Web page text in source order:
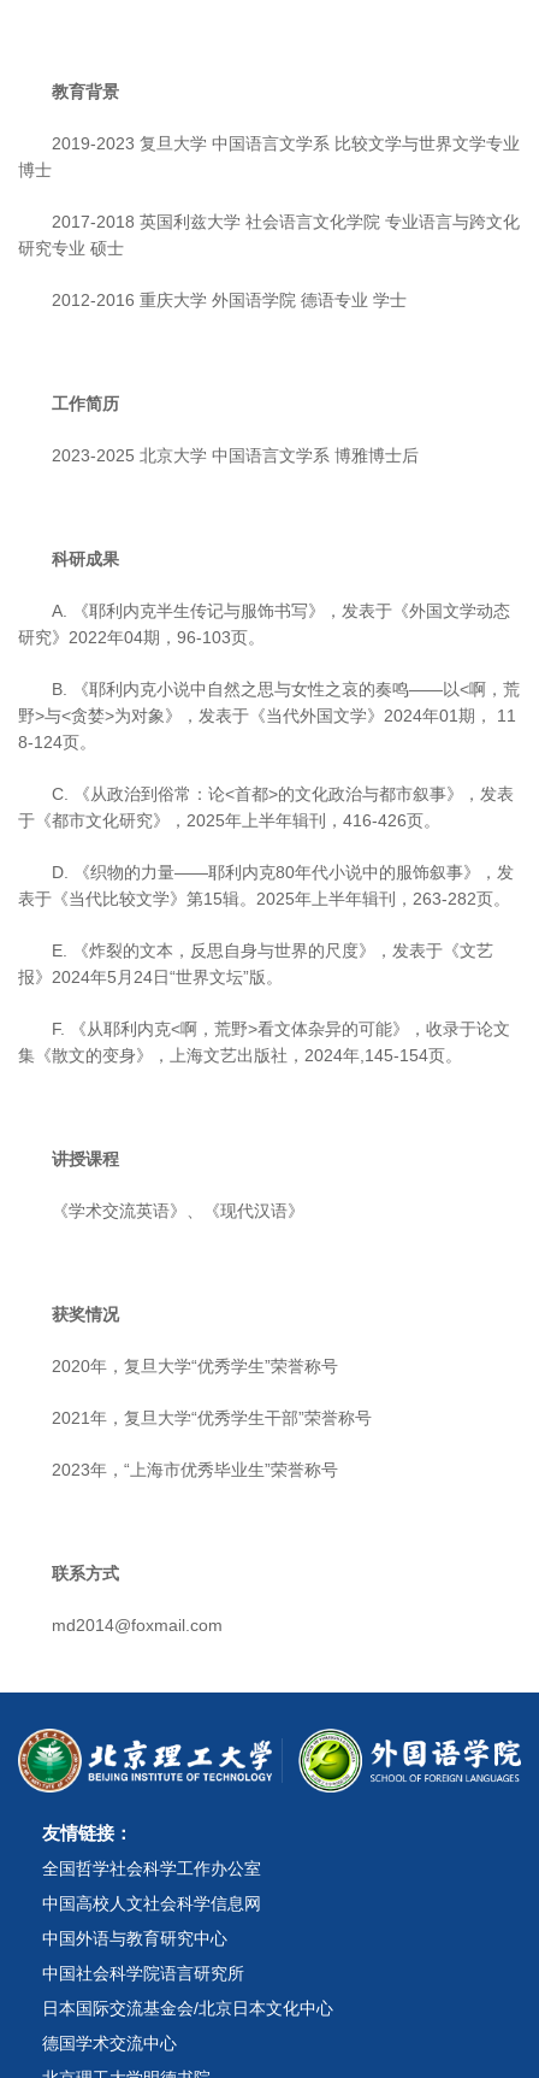
教育背景
2019-2023 复旦大学 中国语言文学系 比较文学与世界文学专业
博士
2017-2018 英国利兹大学 社会语言文化学院 专业语言与跨文化
研究专业 硕士
2012-2016 重庆大学 外国语学院 德语专业 学士
工作简历
2023-2025 北京大学 中国语言文学系 博雅博士后
科研成果
A. 《耶利内克半生传记与服饰书写》，发表于《外国文学动态
研究》2022年04期，96-103页。
B. 《耶利内克小说中自然之思与女性之哀的奏鸣——以<啊，荒
野>与<贪婪>为对象》，发表于《当代外国文学》2024年01期， 11
8-124页。
C. 《从政治到俗常：论<首都>的文化政治与都市叙事》，发表
于《都市文化研究》，2025年上半年辑刊，416-426页。
D. 《织物的力量——耶利内克80年代小说中的服饰叙事》，发
表于《当代比较文学》第15辑。2025年上半年辑刊，263-282页。
E. 《炸裂的文本，反思自身与世界的尺度》，发表于《文艺
报》2024年5月24日“世界文坛”版。
F. 《从耶利内克<啊，荒野>看文体杂异的可能》，收录于论文
集《散文的变身》，上海文艺出版社，2024年,145-154页。
讲授课程
《学术交流英语》、《现代汉语》
获奖情况
2020年，复旦大学“优秀学生”荣誉称号
2021年，复旦大学“优秀学生干部”荣誉称号
2023年，“上海市优秀毕业生”荣誉称号
联系方式
md2014@foxmail.com
友情链接：
全国哲学社会科学工作办公室
中国高校人文社会科学信息网
中国外语与教育研究中心
中国社会科学院语言研究所
日本国际交流基金会/北京日本文化中心
德国学术交流中心